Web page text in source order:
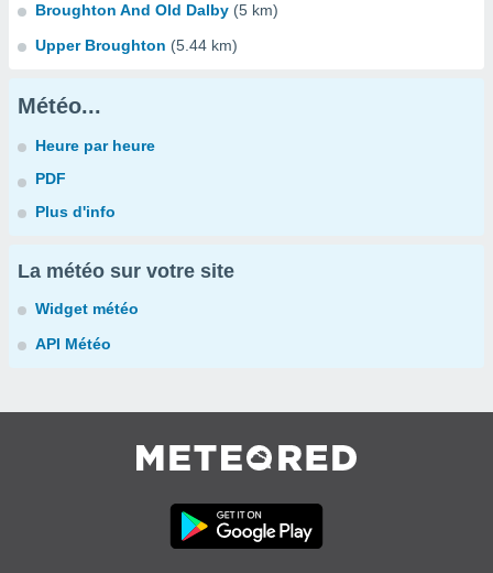
Broughton And Old Dalby (5 km)
Upper Broughton (5.44 km)
Météo...
Heure par heure
PDF
Plus d'info
La météo sur votre site
Widget météo
API Météo